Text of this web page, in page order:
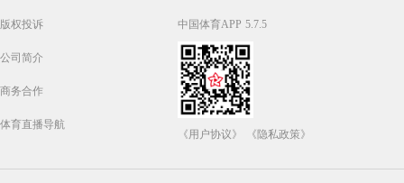
版权投诉
公司简介
商务合作
体育直播导航
中国体育APP 5.7.5
《用户协议》 《隐私政策》